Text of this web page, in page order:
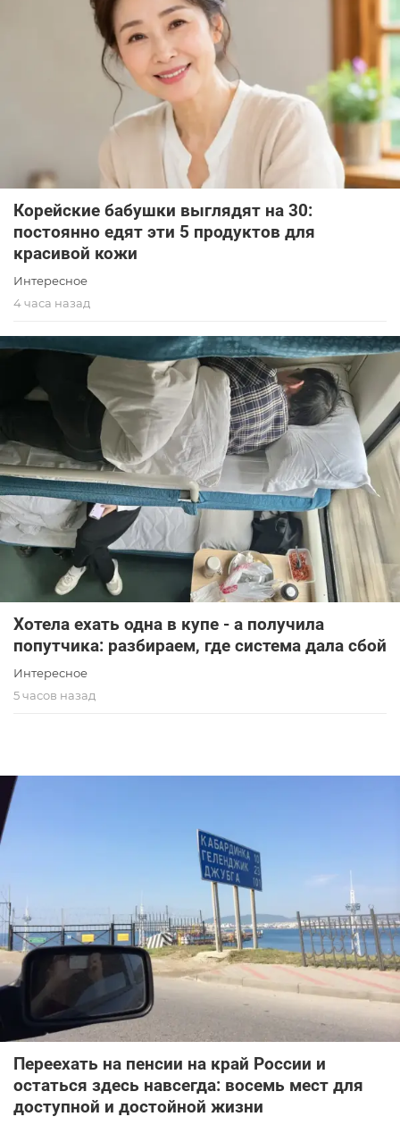
Корейские бабушки выглядят на 30:
постоянно едят эти 5 продуктов для
красивой кожи
Интересное
4 часа назад
Хотела ехать одна в купе - а получила
попутчика: разбираем, где система дала сбой
Интересное
5 часов назад
Переехать на пенсии на край России и
остаться здесь навсегда: восемь мест для
доступной и достойной жизни